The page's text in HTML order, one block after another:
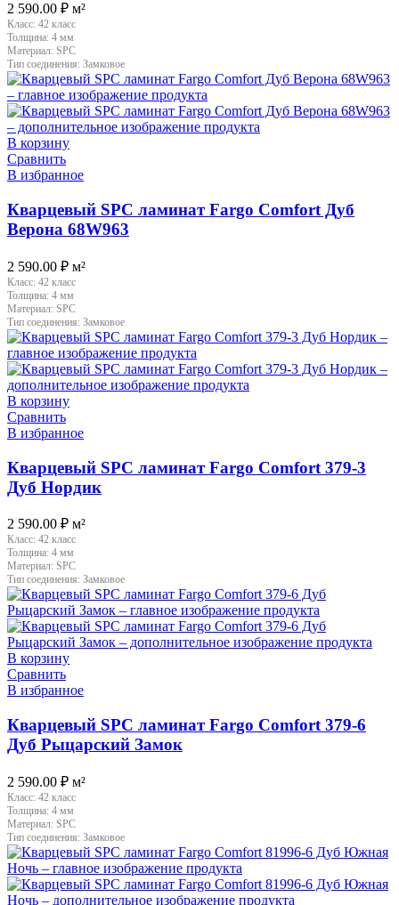
2 590.00 ₽ м²
Класс: 42 класс
Толщина: 4 мм
Материал: SPC
Тип соединения: Замковое
В корзину
Сравнить
В избранное
Кварцевый SPC ламинат Fargo Comfort Дуб
Верона 68W963
2 590.00 ₽ м²
Класс: 42 класс
Толщина: 4 мм
Материал: SPC
Тип соединения: Замковое
В корзину
Сравнить
В избранное
Кварцевый SPC ламинат Fargo Comfort 379-3
Дуб Нордик
2 590.00 ₽ м²
Класс: 42 класс
Толщина: 4 мм
Материал: SPC
Тип соединения: Замковое
В корзину
Сравнить
В избранное
Кварцевый SPC ламинат Fargo Comfort 379-6
Дуб Рыцарский Замок
2 590.00 ₽ м²
Класс: 42 класс
Толщина: 4 мм
Материал: SPC
Тип соединения: Замковое